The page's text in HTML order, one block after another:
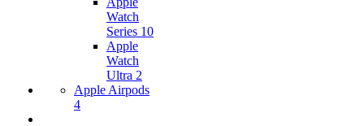
Watch
Series 10
Apple
Watch
Ultra 2
Apple Airpods
4